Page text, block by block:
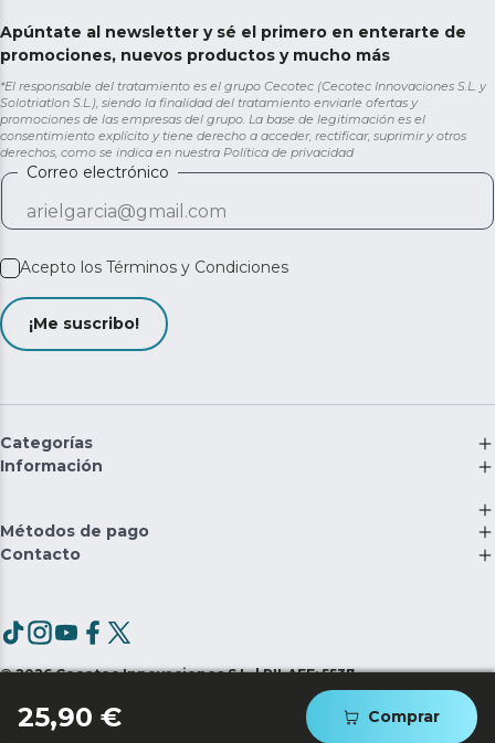
25,90 € Comprar
Apúntate al newsletter y sé el primero en enterarte de
promociones, nuevos productos y mucho más
*El responsable del tratamiento es el grupo Cecotec (Cecotec Innovaciones S.L. y
Solotriatlon S.L.), siendo la finalidad del tratamiento enviarle ofertas y
promociones de las empresas del grupo. La base de legitimación es el
consentimiento explícito y tiene derecho a acceder, rectificar, suprimir y otros
derechos, como se indica en nuestra Política de privacidad
Correo electrónico
Acepto los Términos y Condiciones
¡Me suscribo!
Categorías
Información
Métodos de pago
Contacto
©2026 Cecotec Innovaciones S.L. | RII-AEE: 5537